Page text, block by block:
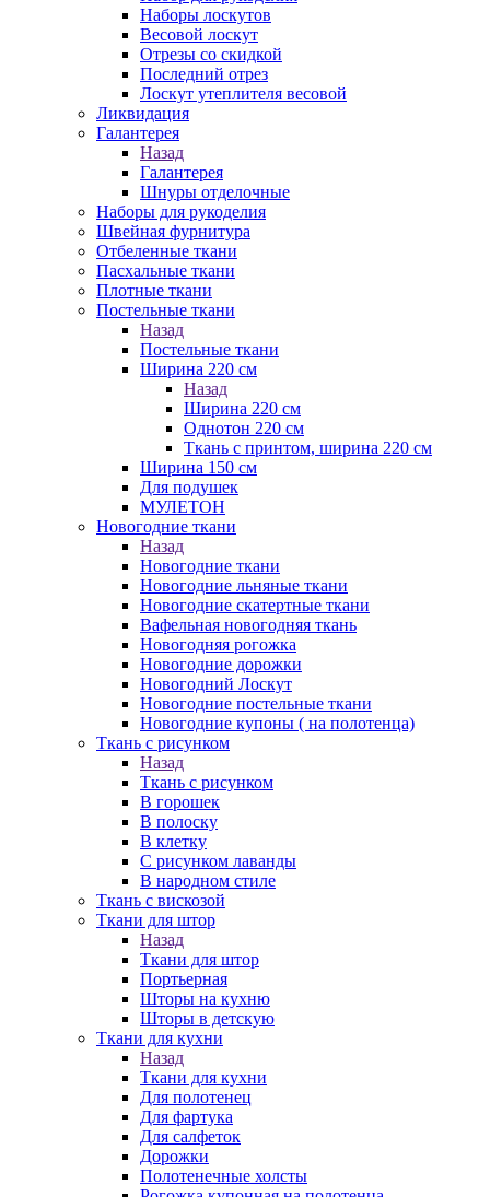
Наборы лоскутов
Весовой лоскут
Отрезы со скидкой
Последний отрез
Лоскут утеплителя весовой
Ликвидация
Галантерея
Назад
Галантерея
Шнуры отделочные
Наборы для рукоделия
Швейная фурнитура
Отбеленные ткани
Пасхальные ткани
Плотные ткани
Постельные ткани
Назад
Постельные ткани
Ширина 220 см
Назад
Ширина 220 см
Однотон 220 см
Ткань с принтом, ширина 220 см
Ширина 150 см
Для подушек
МУЛЕТОН
Новогодние ткани
Назад
Новогодние ткани
Новогодние льняные ткани
Новогодние скатертные ткани
Вафельная новогодняя ткань
Новогодняя рогожка
Новогодние дорожки
Новогодний Лоскут
Новогодние постельные ткани
Новогодние купоны ( на полотенца)
Ткань с рисунком
Назад
Ткань с рисунком
В горошек
В полоску
В клетку
С рисунком лаванды
В народном стиле
Ткань с вискозой
Ткани для штор
Назад
Ткани для штор
Портьерная
Шторы на кухню
Шторы в детскую
Ткани для кухни
Назад
Ткани для кухни
Для полотенец
Для фартука
Для салфеток
Дорожки
Полотенечные холсты